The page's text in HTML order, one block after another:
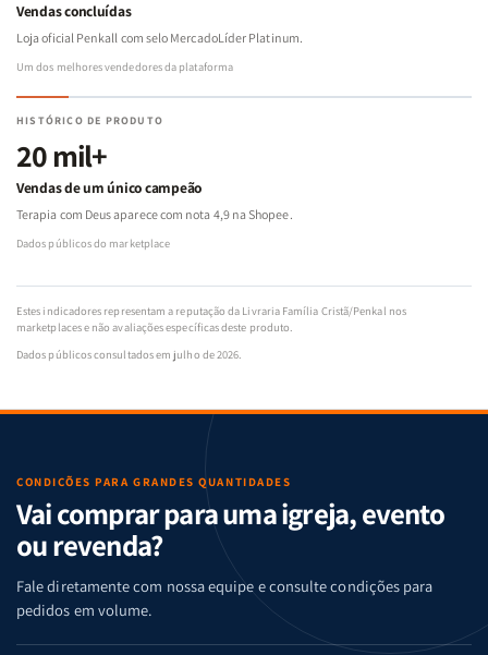
Vendas concluídas
Loja oficial Penkall com selo MercadoLíder Platinum.
Um dos melhores vendedores da plataforma
HISTÓRICO DE PRODUTO
20 mil+
Vendas de um único campeão
Terapia com Deus aparece com nota 4,9 na Shopee.
Dados públicos do marketplace
Estes indicadores representam a reputação da Livraria Família Cristã/Penkal nos
marketplaces e não avaliações específicas deste produto.
Dados públicos consultados em julho de 2026.
CONDIÇÕES PARA GRANDES QUANTIDADES
Vai comprar para uma igreja, evento
ou revenda?
Fale diretamente com nossa equipe e consulte condições para
pedidos em volume.